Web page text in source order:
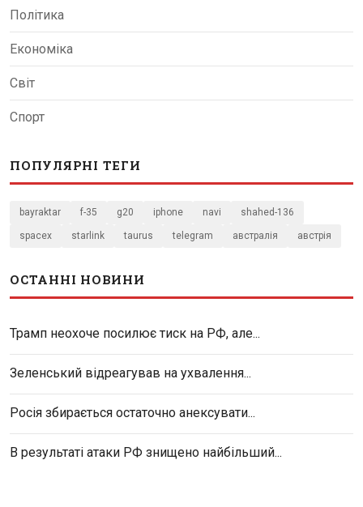
Політика
Економіка
Світ
Спорт
ПОПУЛЯРНІ ТЕГИ
bayraktar f-35 g20 iphone navi shahed-136
spacex starlink taurus telegram австралія австрія
ОСТАННІ НОВИНИ
Трамп неохоче посилює тиск на РФ, але...
Зеленський відреагував на ухвалення...
Росія збирається остаточно анексувати...
В результаті атаки РФ знищено найбільший...